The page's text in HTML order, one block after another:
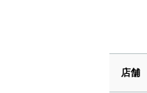
店舗